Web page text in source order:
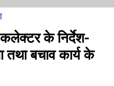
के निर्देश-
तथा बचाव कार्य के